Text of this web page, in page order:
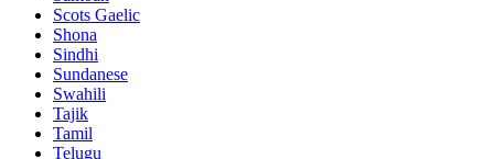
Scots Gaelic
Shona
Sindhi
Sundanese
Swahili
Tajik
Tamil
Telugu